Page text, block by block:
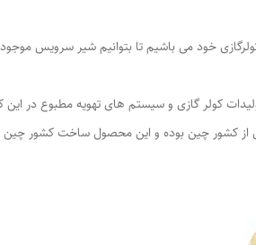
خود می باشیم تا بتوانیم شیر سرویس موجود
کولر گازی و سیستم های تهویه مطبوع در این
از کشور چین بوده و این محصول ساخت کشور